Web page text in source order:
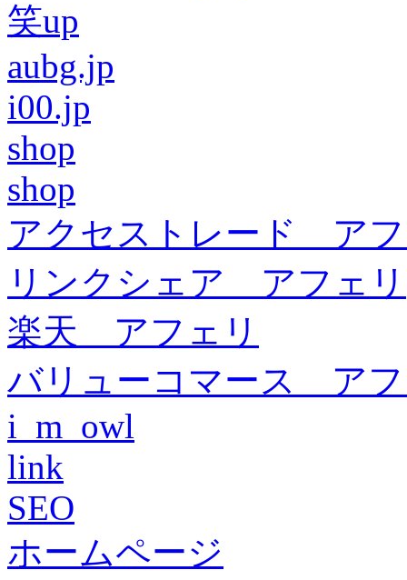
笑up
aubg.jp
i00.jp
shop
shop
アクセストレード ア
リンクシェア アフェリ
楽天 アフェリ
バリューコマース ア
i_m_owl
link
SEO
ホームページ